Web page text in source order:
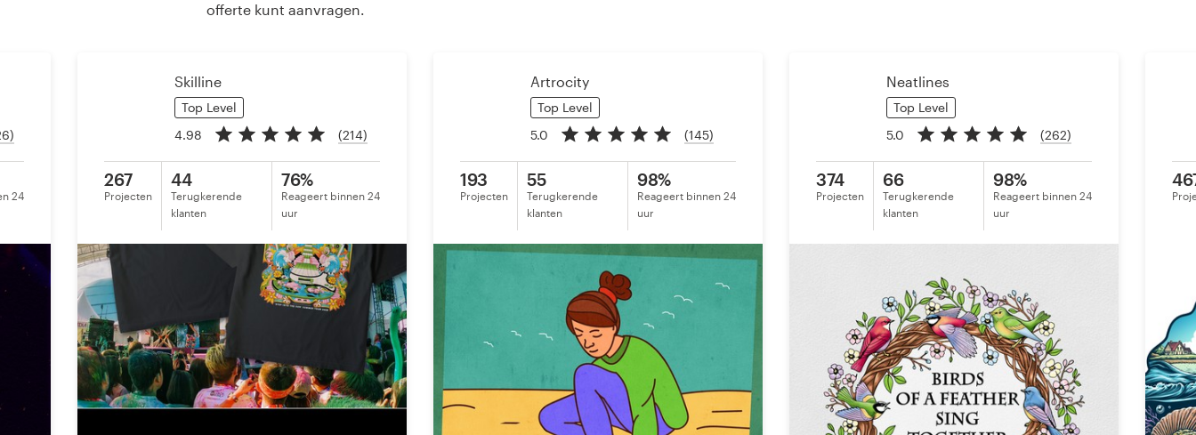
offerte kunt aanvragen.
24
Skilline
Top Level
4.98
(214)
267
Projecten
44
Terugkerende
klanten
76%
Reageert binnen 24
uur
Artrocity
Top Level
5.0
(145)
193
Projecten
55
Terugkerende
klanten
98%
Reageert binnen 24
uur
Neatlines
Top Level
5.0
(262)
374
Projecten
66
Terugkerende
klanten
98%
Reageert binnen 24
uur
Word een designer